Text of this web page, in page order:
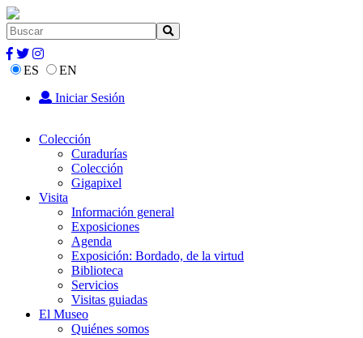
ES
EN
Iniciar Sesión
Colección
Curadurías
Colección
Gigapixel
Visita
Información general
Exposiciones
Agenda
Exposición: Bordado, de la virtud
Biblioteca
Servicios
Visitas guiadas
El Museo
Quiénes somos